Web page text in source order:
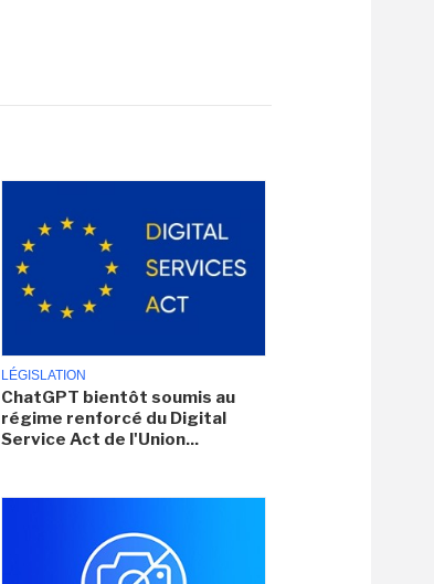
LÉGISLATION
ChatGPT bientôt soumis au
régime renforcé du Digital
Service Act de l'Union...